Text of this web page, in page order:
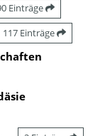
Einträge
117 Einträge